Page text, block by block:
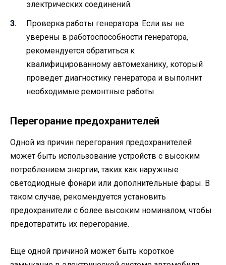
электрических соединений.
Проверка работы генератора. Если вы не
уверены в работоспособности генератора,
рекомендуется обратиться к
квалифицированному автомеханику, который
проведет диагностику генератора и выполнит
необходимые ремонтные работы.
Перегорание предохранителей
Одной из причин перегорания предохранителей
может быть использование устройств с высоким
потреблением энергии, таких как наружные
светодиодные фонари или дополнительные фары. В
таком случае, рекомендуется установить
предохранители с более высоким номиналом, чтобы
предотвратить их перегорание.
Еще одной причиной может быть короткое